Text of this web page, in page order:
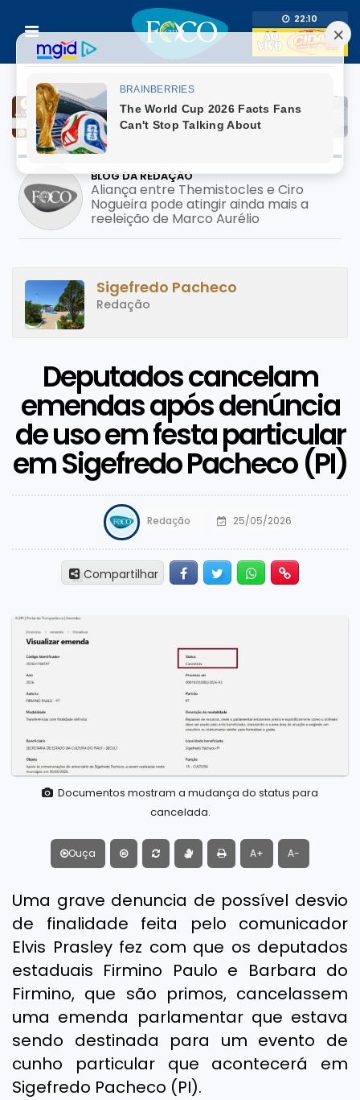
22:10
BLOG DA REDAÇÃO
Prefeito usa adesivo do filho pré-
candidato em mutirão de saúde; pode
configurar crime eleitoral?
Sigefredo Pacheco
Redação
Deputados cancelam
emendas após denúncia
de uso em festa particular
em Sigefredo Pacheco (PI)
Redação 25/05/2026
Compartilhar FacebookTwitter Whatsapp
Documentos mostram a mudança do status para
cancelada.
Ouça A+ A-
Uma grave denuncia de possível desvio
de finalidade feita pelo comunicador
Elvis Prasley fez com que os deputados
estaduais Firmino Paulo e Barbara do
Firmino, que são primos, cancelassem
uma emenda parlamentar que estava
sendo destinada para um evento de
cunho particular que acontecerá em
Sigefredo Pacheco (PI).